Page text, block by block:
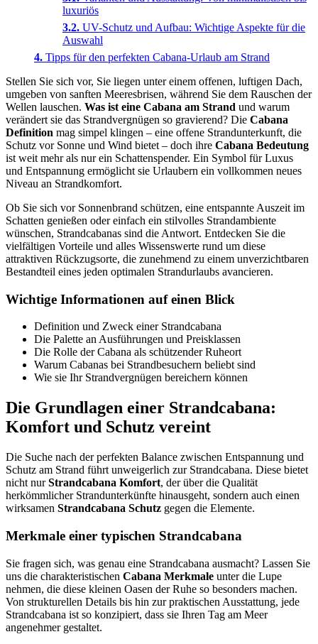
luxuriös
UV-Schutz und Aufbau: Wichtige Aspekte für die
Auswahl
Tipps für den perfekten Cabana-Urlaub am Strand
Stellen Sie sich vor, Sie liegen unter einem offenen, luftigen Dach,
umgeben von sanften Meeresbrisen, während Sie dem Rauschen der
Wellen lauschen. Was ist eine Cabana am Strand und warum
verändert sie das Strandvergnügen so gravierend? Die Cabana
Definition mag simpel klingen – eine offene Strandunterkunft, die
Schutz vor Sonne und Wind bietet – doch ihre Cabana Bedeutung
ist weit mehr als nur ein Schattenspender. Ein Symbol für Luxus
und Entspannung ermöglicht sie Urlaubern ein vollkommen neues
Niveau an Strandkomfort.
Ob Sie sich vor Sonnenbrand schützen, eine entspannte Auszeit im
Schatten genießen oder einfach ein stilvolles Strandambiente
wünschen, Strandcabanas sind die Antwort. Entdecken Sie die
vielfältigen Vorteile und alles Wissenswerte rund um diese
attraktiven Rückzugsorte, die zunehmend zu einem unverzichtbaren
Bestandteil eines jeden optimalen Strandurlaubs avancieren.
Wichtige Informationen auf einen Blick
Definition und Zweck einer Strandcabana
Die Palette an Ausführungen und Preisklassen
Die Rolle der Cabana als schützender Ruheort
Warum Cabanas bei Strandbesuchern beliebt sind
Wie sie Ihr Strandvergnügen bereichern können
Die Grundlagen einer Strandcabana:
Komfort und Schutz vereint
Die Suche nach der perfekten Balance zwischen Entspannung und
Schutz am Strand führt unweigerlich zur Strandcabana. Diese bietet
nicht nurStrandcabana Komfort, der über die Qualität
herkömmlicher Strandunterkünfte hinausgeht, sondern auch einen
wirksamen Strandcabana Schutz gegen die Elemente.
Merkmale einer typischen Strandcabana
Sie fragen sich, was genau eine Strandcabana ausmacht? Lassen Sie
uns die charakteristischen Cabana Merkmale unter die Lupe
nehmen, die diese kleinen Oasen der Ruhe so besonders machen.
Von strukturellen Details bis hin zur praktischen Ausstattung, jede
Strandcabana ist so konzipiert, dass sie Ihren Tag am Meer
angenehmer gestaltet.